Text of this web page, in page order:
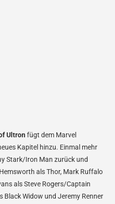
Ultron fügt dem Marvel
Kapitel hinzu. Einmal mehr
Stark/Iron Man zurück und
als Thor, Mark Ruffalo
als Steve Rogers/Captain
Black Widow und Jeremy Renner